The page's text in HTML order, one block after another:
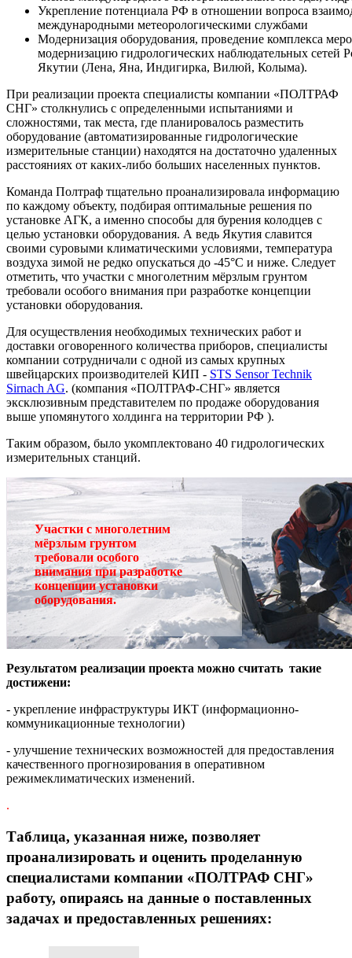
Укрепление потенциала РФ в отношении вопроса
международными метеорологическими службами
Модернизация оборудования, проведение комплекса
модернизацию гидрологических наблюдательных сетей
Якутии (Лена, Яна, Индигирка, Вилюй, Колыма).
При реализации проекта специалисты компании «ПОЛТРАФ
СНГ» столкнулись с определенными испытаниями и
сложностями, так места, где планировалось разместить
оборудование (автоматизированные гидрологические
измерительные станции) находятся на достаточно удаленных
расстояниях от каких-либо больших населенных пунктов.
Команда Полтраф тщательно проанализировала информацию
по каждому объекту, подбирая оптимальные решения по
установке АГК, а именно способы для бурения колодцев с
целью установки оборудования. А ведь Якутия славится
своими суровыми климатическими условиями, температура
воздуха зимой не редко опускаться до -45°C и ниже. Следует
отметить, что участки с многолетним мёрзлым грунтом
требовали особого внимания при разработке концепции
установки оборудования.
Для осуществления необходимых технических работ и
доставки оговоренного количества приборов, специалисты
компании сотрудничали с одной из самых крупных
швейцарских производителей КИП - STS Sensor Technik
Sirnach AG. (компания «ПОЛТРАФ-СНГ» является
эксклюзивным представителем по продаже оборудования
выше упомянутого холдинга на территории РФ ).
Таким образом, было укомплектовано 40 гидрологических
измерительных станций.
Участки с многолетним
мёрзлым грунтом
требовали особого
внимания при разработке
концепции установки
оборудования.
Результатом реализации проекта можно считать такие
достижени:
- укрепление инфраструктуры ИКТ (информационно-
коммуникационные технологии)
- улучшение технических возможностей для предоставления
качественного прогнозирования в оперативном
режимеклиматических изменений.
.
Таблица, указанная ниже, позволяет
проанализировать и оценить проделанную
специалистами компании «ПОЛТРАФ СНГ»
работу, опираясь на данные о поставленных
задачах и предоставленных решениях: